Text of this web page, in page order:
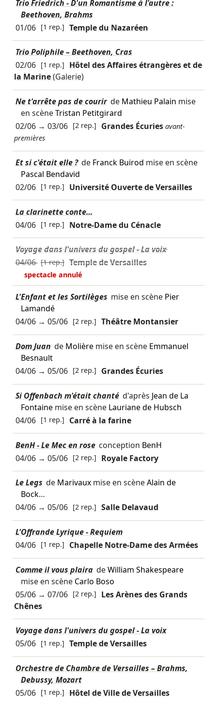
Trio Friedrich - D'un Romantisme à l'autre :
Beethoven, Brahms
01/06 [1 rep.] Temple du Nazaréen
Trio Poliphile – Beethoven, Cras
02/06 [1 rep.]
Hôtel des Affaires étrangères et de
la Marine(Galerie)
Ne t'arrête pas de courir de Mathieu Palain mise
en scèneTristan Petitgirard
02/06→ 03/06 [2 rep.] Grandes Écuries avant-
premières
Et si c'était elle ? de Franck Buirod mise en scène
Pascal Bendavid
02/06 [1 rep.] Université Ouverte de Versailles
La clarinette conte…
04/06 [1 rep.] Notre-Dame du Cénacle
Voyage dans l'univers du gospel - La voix
04/06 [1 rep.] Temple de Versailles
spectacle annulé
L'Enfant et les Sortilèges mise en scène Pier
Lamandé
04/06→ 05/06 [2 rep.] Théâtre Montansier
Dom Juan de Molièremise en scène Emmanuel
Besnault
04/06→ 05/06 [2 rep.] Grandes Écuries
Si Offenbach m'était chanté d'après Jean de La
Fontainemise en scène Lauriane de Hubsch
04/06 [1 rep.] Carré à la farine
BenH - Le Mec en rose conception BenH
04/06→ 05/06 [2 rep.] Royale Factory
Le Legs de Marivauxmise en scèneAlain de
Bock…
04/06→ 05/06 [2 rep.] Salle Delavaud
L'Offrande Lyrique - Requiem
04/06 [1 rep.] Chapelle Notre-Dame des Armées
Comme il vous plaira deWilliam Shakespeare
mise en scène Carlo Boso
05/06→ 07/06 [2 rep.]
Les Arènes des Grands
Chênes
Voyage dans l'univers du gospel - La voix
05/06 [1 rep.] Temple de Versailles
Orchestre de Chambre de Versailles – Brahms,
Debussy, Mozart
05/06 [1 rep.] Hôtel de Ville de Versailles